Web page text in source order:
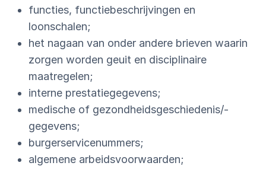
functies, functiebeschrijvingen en
loonschalen;
het nagaan van onder andere brieven waarin
zorgen worden geuit en disciplinaire
maatregelen;
interne prestatiegegevens;
medische of gezondheidsgeschiedenis/-
gegevens;
burgerservicenummers;
algemene arbeidsvoorwaarden;